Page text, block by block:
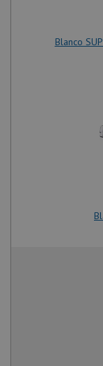
Blanco